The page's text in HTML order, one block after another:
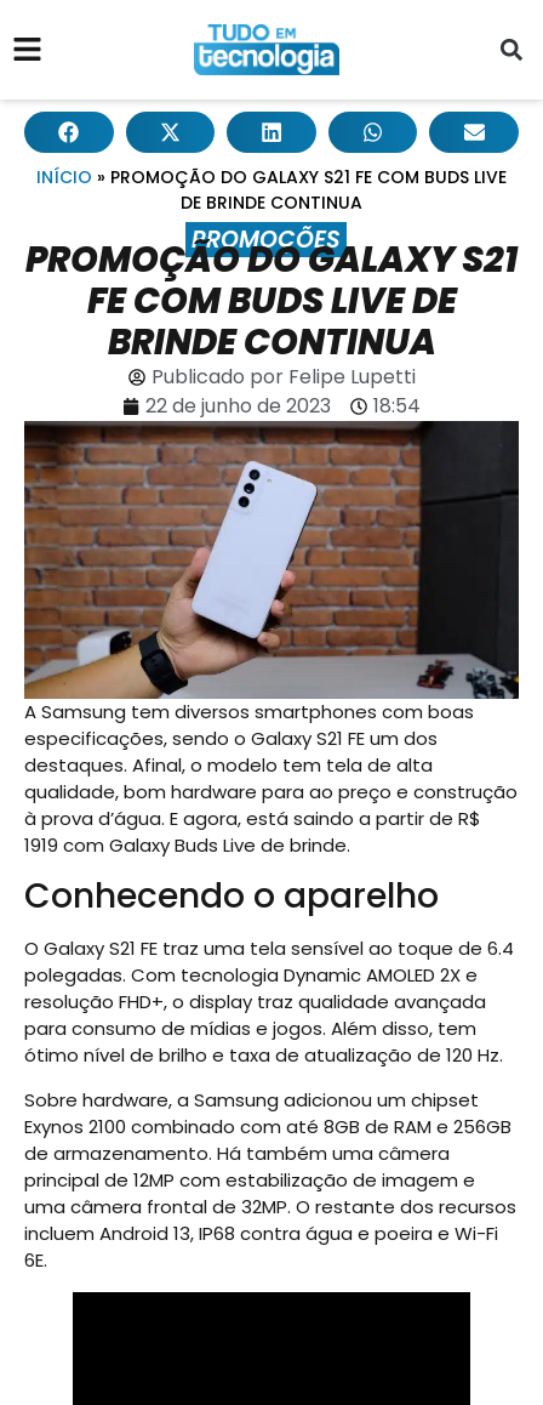
INÍCIO » PROMOÇÃO DO GALAXY S21 FE COM BUDS LIVE
DE BRINDE CONTINUA
PROMOÇÕES
PROMOÇÃO DO GALAXY S21
FE COM BUDS LIVE DE
BRINDE CONTINUA
Publicado porFelipe Lupetti
22 de junho de 2023
18:54
A Samsung tem diversos smartphones com boas
especificações, sendo o Galaxy S21 FE um dos
destaques. Afinal, o modelo tem tela de alta
qualidade, bom hardware para ao preço e construção
à prova d’água. E agora, está saindo a partir de R$
1919 com Galaxy Buds Live de brinde.
Conhecendo o aparelho
O Galaxy S21 FE traz uma tela sensível ao toque de 6.4
polegadas. Com tecnologia Dynamic AMOLED 2X e
resolução FHD+, o display traz qualidade avançada
para consumo de mídias e jogos. Além disso, tem
ótimo nível de brilho e taxa de atualização de 120 Hz.
Sobre hardware, a Samsung adicionou um chipset
Exynos 2100 combinado com até 8GB de RAM e 256GB
de armazenamento. Há também uma câmera
principal de 12MP com estabilização de imagem e
uma câmera frontal de 32MP. O restante dos recursos
incluem Android 13, IP68 contra água e poeira e Wi-Fi
6E.